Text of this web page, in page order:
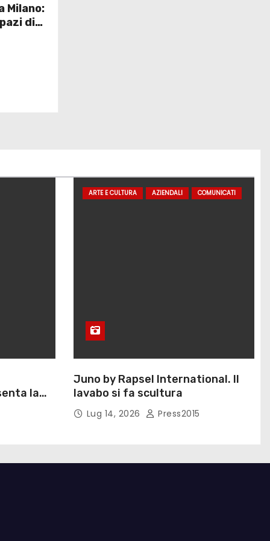
Milano:
di
la
ARTE E CULTURA AZIENDALI COMUNICATI
Juno by Rapsel International. Il
lavabo si fa scultura
Lug 14, 2026 Press2015